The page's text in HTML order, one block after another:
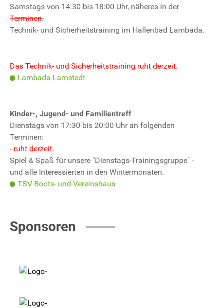
Samstags von 14:30 bis 18:00 Uhr, näheres in der
Terminen.
Technik- und Sicherheitstraining im Hallenbad Lambada.
Das Technik- und Sicherheitstraining ruht derzeit.
Lambada Lamstedt
Kinder-, Jugend- und Familientreff
Dienstags von 17:30 bis 20:00 Uhr an folgenden
Terminen:
- ruht derzeit.
Spiel & Spaß für unsere "Dienstags-Trainingsgruppe" -
und alle Interessierten in den Wintermonaten.
TSV Boots- und Vereinshaus
Sponsoren